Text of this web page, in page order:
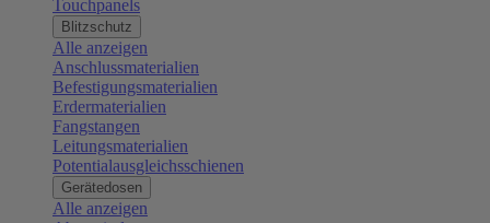
Touchpanels
Blitzschutz
Alle anzeigen
Anschlussmaterialien
Befestigungsmaterialien
Erdermaterialien
Fangstangen
Leitungsmaterialien
Potentialausgleichsschienen
Gerätedosen
Alle anzeigen